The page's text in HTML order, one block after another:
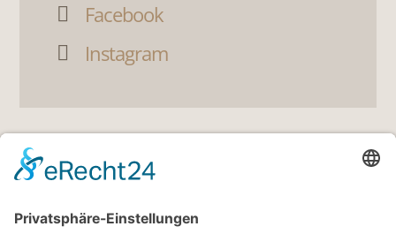
 Facebook
 Instagram
LINKS
5 Gutscheine